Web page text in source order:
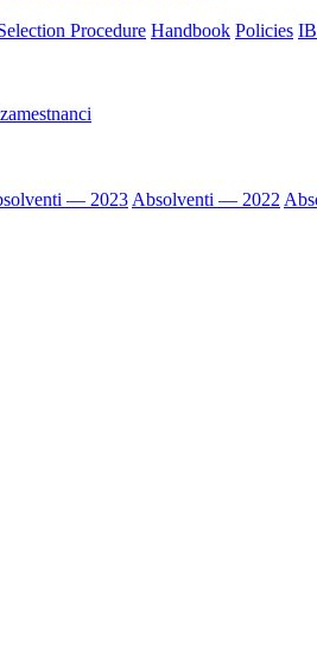
Procedure Handbook Policies
— 2023 Absolventi — 2022